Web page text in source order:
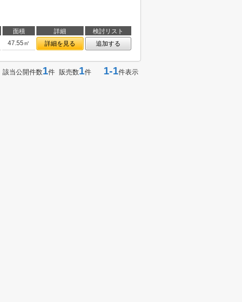
面積 詳細
検討リスト
47.55㎡ 詳細を見る 追加する
該当公開件数1件 販売数1件 1-1件表示